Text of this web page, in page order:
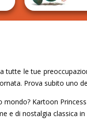
le tue
Prova subito uno
Kartoon
e di nostalgia classica